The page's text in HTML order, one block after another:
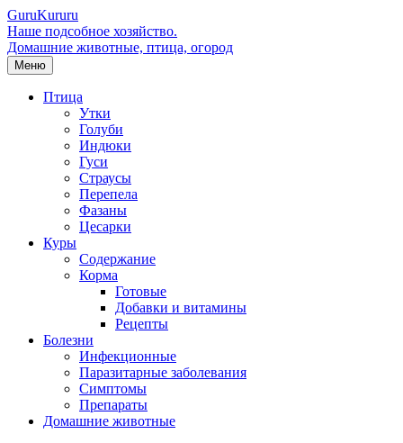
GuruKururu
Наше подсобное хозяйство.
Домашние животные, птица, огород
Меню
Птица
Утки
Голуби
Индюки
Гуси
Страусы
Перепела
Фазаны
Цесарки
Куры
Содержание
Корма
Готовые
Добавки и витамины
Рецепты
Болезни
Инфекционные
Паразитарные заболевания
Симптомы
Препараты
Домашние животные